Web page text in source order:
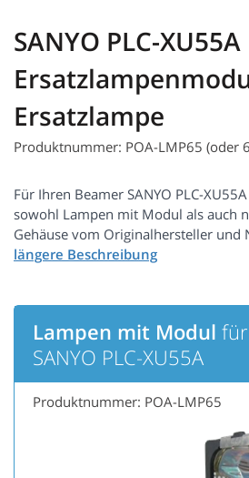
SANYO PLC-XU55A
Ersatzlampe
Produktnummer: POA-LMP65 (oder
Für Ihren Beamer SANYO PLC-
sowohl Lampen mit Modul als auch
Gehäuse vom Originalhersteller und
Lampen mit Modul
SANYO PLC-XU55A
Produktnummer: POA-LMP65